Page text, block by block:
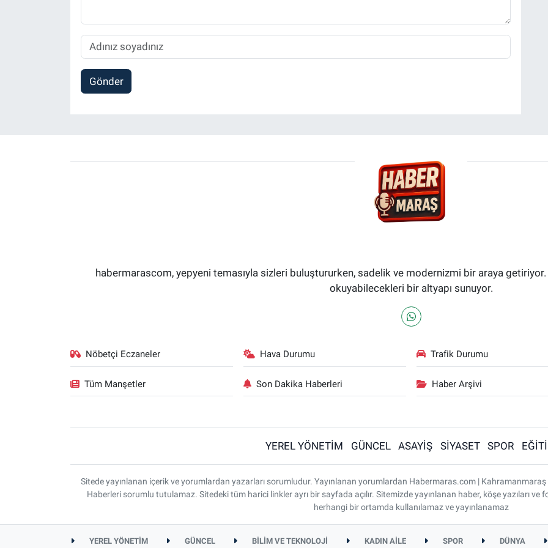
Gönder
habermarascom, yepyeni temasıyla sizleri buluştururken, sadelik ve modernizmi bir araya
okuyabilecekleri bir altyapı sunuyor.
Nöbetçi Eczaneler Hava Durumu Trafik Durumu
Tüm Manşetler Son Dakika Haberleri Haber Arşivi
YEREL YÖNETİM GÜNCEL ASAYİŞ SİYASET SPOR
Sitede yayınlanan içerik ve yorumlardan yazarları sorumludur. Yayınlanan yorumlardan Habermaras.com |
Haberleri sorumlu tutulamaz. Sitedeki tüm harici linkler ayrı bir sayfada açılır. Sitemizde yayınlanan haber, köşe yazıları ve
herhangi bir ortamda kullanılamaz ve yayınlanamaz
YEREL YÖNETİM GÜNCEL BİLİM VE TEKNOLOJİ KADIN AİLE SPOR DÜNYA